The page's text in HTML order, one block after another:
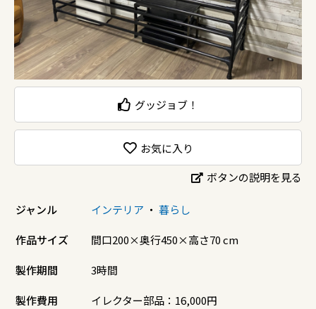
グッジョブ！
お気に入り
ボタンの説明を見る
ジャンル インテリア ・ 暮らし
作品サイズ 間口200×奥行450×高さ70 cm
製作期間 3時間
製作費用
イレクター部品：16,000円